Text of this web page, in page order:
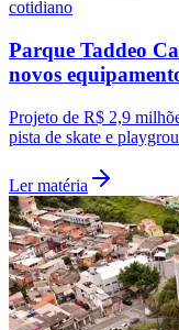
cotidiano
Parque Taddeo
novos
Projeto de R$ 2,9
pista de skate e
Ler matéria